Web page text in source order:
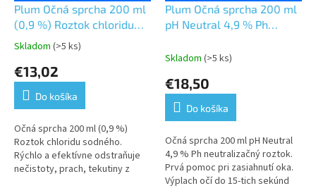
Plum Očná sprcha 200 ml
(0,9 %) Roztok chloridu
sodného
Priemerné
produktu
5,0
5
hviezdičiek.
Skladom (>5 ks)
€13,02
Do košíka
Očná sprcha 200 ml (0,9 %)
Roztok chloridu sodného.
Rýchlo a efektívne odstraňuje
nečistoty, prach, tekutiny z
Plum Očná sprcha 200 ml
pH Neutral 4,9 % Ph
Skladom (>5 ks)
€18,50
Do košíka
Očná sprcha 200 ml pH Neutral
4,9 % Ph neutralizačný roztok.
Prvá pomoc pri zasiahnutí oka.
Výplach očí do 15-tich sekúnd